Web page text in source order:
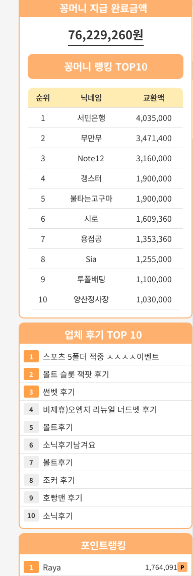
꽁머니 지급 완료금액
76,229,260원
꽁머니 랭킹 TOP10
순위 닉네임
교환액
1
서민은행
4,035,000
2
무만무
3,471,400
3
Note12
3,160,000
4
갱스터
1,900,000
5
불타는고구마
1,900,000
6
시로
1,609,360
7
용접공
1,353,360
8
Sia
1,255,000
9
투폴배팅
1,100,000
10
양산정사장 1,030,000
업체 후기 TOP 10
1 스포츠 5폴더 적중 ㅅㅅㅅㅅ이벤트
2 볼트 슬롯 잭팟 후기
3 썬벳 후기
4 비제휴)오엠지 리뉴얼 너드벳 후기
5 볼트후기
6 소닉후기남겨요
7 볼트후기
8 조커 후기
9 호빵맨 후기
10 소닉후기
포인트랭킹
1 Raya 1,764,091 P